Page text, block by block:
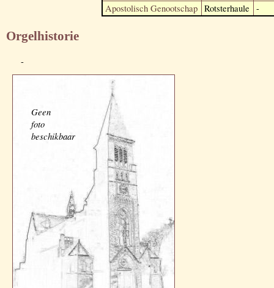
Apostolisch Genootschap Rotsterhaule -
Orgelhistorie
-
Geen
foto
beschikbaar